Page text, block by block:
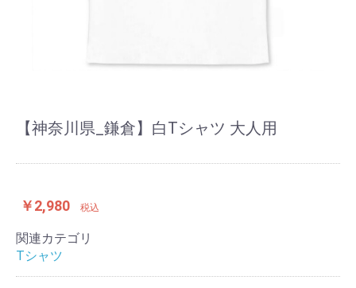
【神奈川県_鎌倉】白Tシャツ 大人用
￥2,980 税込
関連カテゴリ
Tシャツ